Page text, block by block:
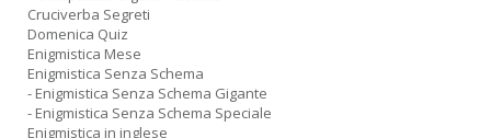
Cruciverba Segreti
Domenica Quiz
Enigmistica Mese
Enigmistica Senza Schema
- Enigmistica Senza Schema Gigante
- Enigmistica Senza Schema Speciale
Enigmistica in inglese